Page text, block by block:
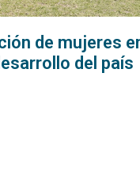
de mujeres
del país